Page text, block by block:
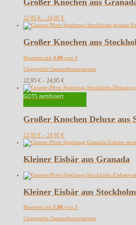
Großer Knochen aus
22,95 € – 24,95 €
Großer Knochen aus
Bewertet mit 3.00 von 5
Ungeprüfte Gesamtbewertungen
22,95 € – 24,95 €
GOTS zertifiziert
Großer Knochen Deluxe aus
22,95 € – 24,95 €
Kleiner Eisbär aus Granada
Kleiner Eisbär aus Stockholm
Bewertet mit 5.00 von 5
Ungeprüfte Gesamtbewertungen